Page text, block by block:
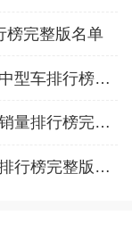
榜完整版名单
2021年1月合资品牌MPV销量中型车排行榜完整版名单
2017年3月MPV销量紧凑型车销量排行榜完整版名单
2020年2月MPV销量同比增幅排行榜完整版名单